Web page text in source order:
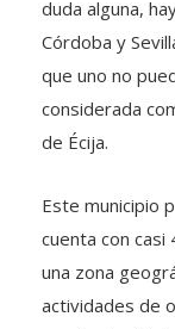
duda alguna,
Córdoba y
que uno no
considerada
de Écija.
Este municipio
cuenta con
una zona
actividades de